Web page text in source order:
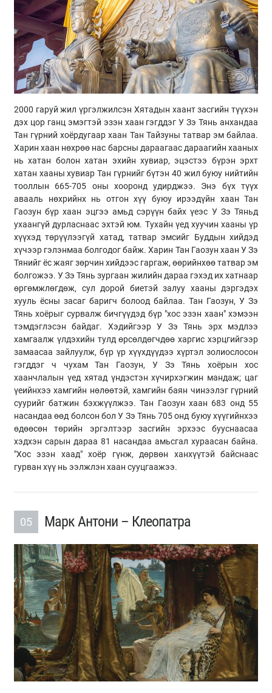
2000 гаруй жил үргэлжилсэн Хятадын хаант засгийн түүхэн
дэх цор ганц эмэгтэй эзэн хаан гэгддэг У Зэ Тянь анхандаа
Тан гүрний хоёрдугаар хаан Тан Тайзуны татвар эм байлаа.
Харин хаан нөхрөө нас барсны дараагаас дараагийн хааных
нь хатан болон хатан эхийн хувиар, эцэстээ бүрэн эрхт
хатан хааны хувиар Тан гүрнийг бүтэн 40 жил буюу нийтийн
тооллын 665-705 оны хооронд удирджээ. Энэ бүх түүх
авааль нөхрийнх нь отгон хүү буюу ирээдүйн хаан Тан
Гаозун бүр хаан эцгээ амьд сэрүүн байх үеэс У Зэ Тяньд
ухаангүй дурласнаас эхтэй юм. Тухайн үед хуучин хааны үр
хүүхэд төрүүлээгүй хатад, татвар эмсийг Буддын хийдэд
хүчээр гэлэнмаа болгодог байж. Харин Тан Гаозун хаан У Зэ
Тянийг ёс жаяг зөрчин хийдээс гаргаж, өөрийнхөө татвар эм
болгожээ. У Зэ Тянь зургаан жилийн дараа гэхэд их хатнаар
өргөмжлөгдөж, сул дорой биетэй залуу хааны дэргэдэх
хууль ёсны засаг баригч болоод байлаа. Тан Гаозун, У Зэ
Тянь хоёрыг сурвалж бичгүүдэд бүр "хос эзэн хаан" хэмээн
тэмдэглэсэн байдаг. Хэдийгээр У Зэ Тянь эрх мэдлээ
хамгаалж үлдэхийн тулд өрсөлдөгчдөө харгис хэрцгийгээр
замаасаа зайлуулж, бүр үр хүүхдүүдээ хүртэл золиослосон
гэгддэг ч чухам Тан Гаозун, У Зэ Тянь хоёрын хос
хаанчлалын үед хятад үндэстэн хүчирхэгжин мандаж; цаг
үеийнхээ хамгийн нөлөөтэй, хамгийн баян чинээлэг гүрний
суурийг батжин бэхжүүлжээ. Тан Гаозун хаан 683 онд 55
насандаа өөд болсон бол У Зэ Тянь 705 онд буюу хүүгийнхээ
өдөөсөн төрийн эргэлтээр засгийн эрхээс бууснаасаа
хэдхэн сарын дараа 81 насандаа амьсгал хураасан байна.
"Хос эзэн хаад" хоёр гүнж, дөрвөн ханхүүтэй байснаас
гурван хүү нь ээлжлэн хаан сууцгаажээ.
05 Марк Антони – Клеопатра